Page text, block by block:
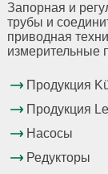
Запорная и
трубы и
приводная
измерительные
Продукция
Продукция
Насосы
Редукторы